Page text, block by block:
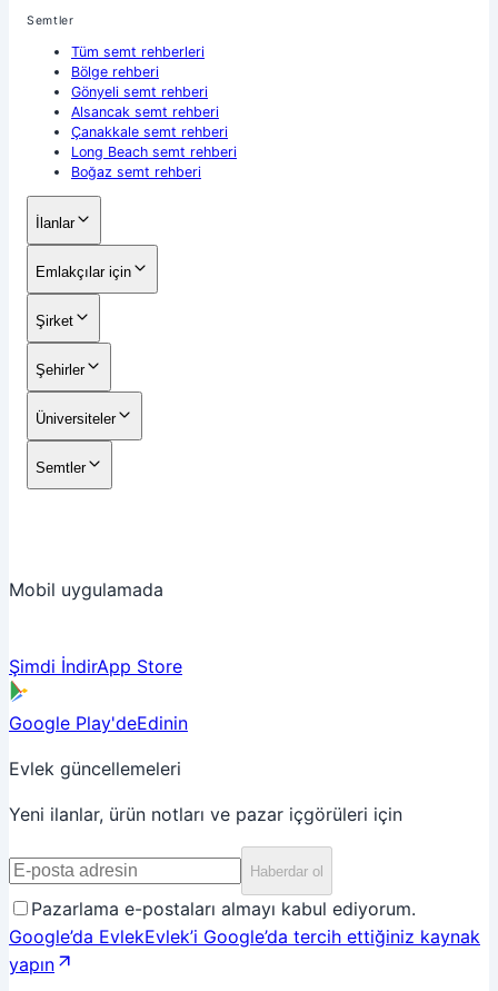
Semtler
Tüm semt rehberleri
Bölge rehberi
Gönyeli semt rehberi
Alsancak semt rehberi
Çanakkale semt rehberi
Long Beach semt rehberi
Boğaz semt rehberi
İlanlar
Emlakçılar için
Şirket
Şehirler
Üniversiteler
Semtler
Mobil uygulamada
Şimdi İndirApp Store
Google Play'deEdinin
Evlek güncellemeleri
Yeni ilanlar, ürün notları ve pazar içgörüleri için
Haberdar ol
Pazarlama e-postaları almayı kabul ediyorum.
Google’da EvlekEvlek’i Google’da tercih ettiğiniz kaynak
yapın